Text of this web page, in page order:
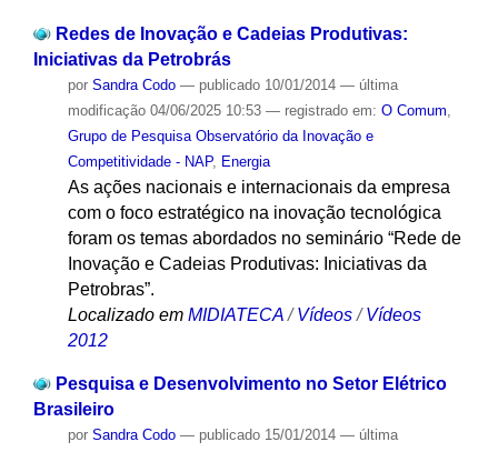
Redes de Inovação e Cadeias Produtivas:
Iniciativas da Petrobrás
por Sandra Codo — publicado10/01/2014 — última
modificação04/06/2025 10:53 — registrado em: O Comum,
Grupo de Pesquisa Observatório da Inovação e
Competitividade - NAP, Energia
As ações nacionais e internacionais da empresa
com o foco estratégico na inovação tecnológica
foram os temas abordados no seminário “Rede de
Inovação e Cadeias Produtivas: Iniciativas da
Petrobras”.
Localizado em MIDIATECA / Vídeos / Vídeos
2012
Pesquisa e Desenvolvimento no Setor Elétrico
Brasileiro
por Sandra Codo — publicado15/01/2014 — última